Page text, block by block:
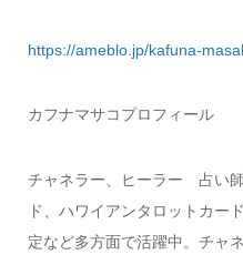
https://ameblo.jp/kafuna-
カフナマサコプロフィール
チャネラー、ヒーラー 占い
ド、ハワイアンタロットカー
定など多方面で活躍中。チャ